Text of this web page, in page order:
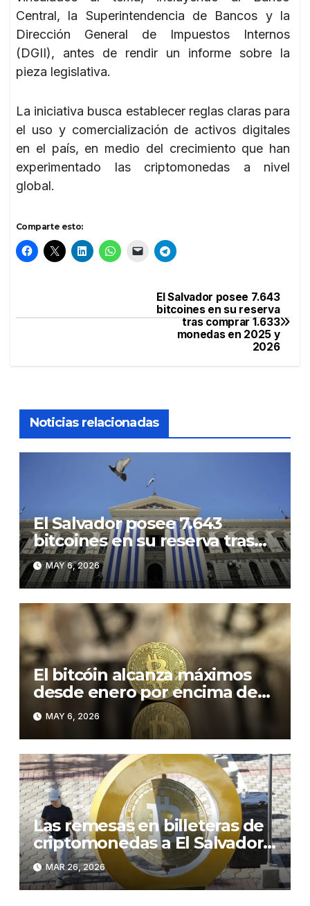
Central, la Superintendencia de Bancos y la
Dirección General de Impuestos Internos
(DGII), antes de rendir un informe sobre la
pieza legislativa.
La iniciativa busca establecer reglas claras para
el uso y comercialización de activos digitales
en el país, en medio del crecimiento que han
experimentado las criptomonedas a nivel
global.
Comparte esto:
El Salvador posee 7.643
bitcoines en su reserva
tras comprar 1.633
monedas en 2025 y
2026
Noticias relacionadas
El Salvador posee 7.643
bitcoines en su reserva tras
comprar 1.633 monedas en
2025 y 2026
MAY 6, 2026
El bitcóin alcanza máximos
desde enero por encima de
los 81.000 dólares
MAY 6, 2026
Las remesas en billeteras de
criptomonedas a El Salvador
se disparan un 146 % en 2026
MAR 26, 2026